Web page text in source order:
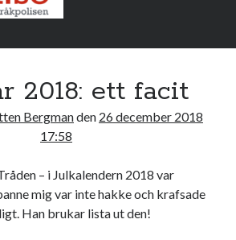
F L S
1 2
14 15 16
21 22 23
2018: ett facit
Bergmanden 26 december 2018
17:58
– i Julkalendern 2018 var
mig var inte hakke och krafsade
Han brukar lista ut den!